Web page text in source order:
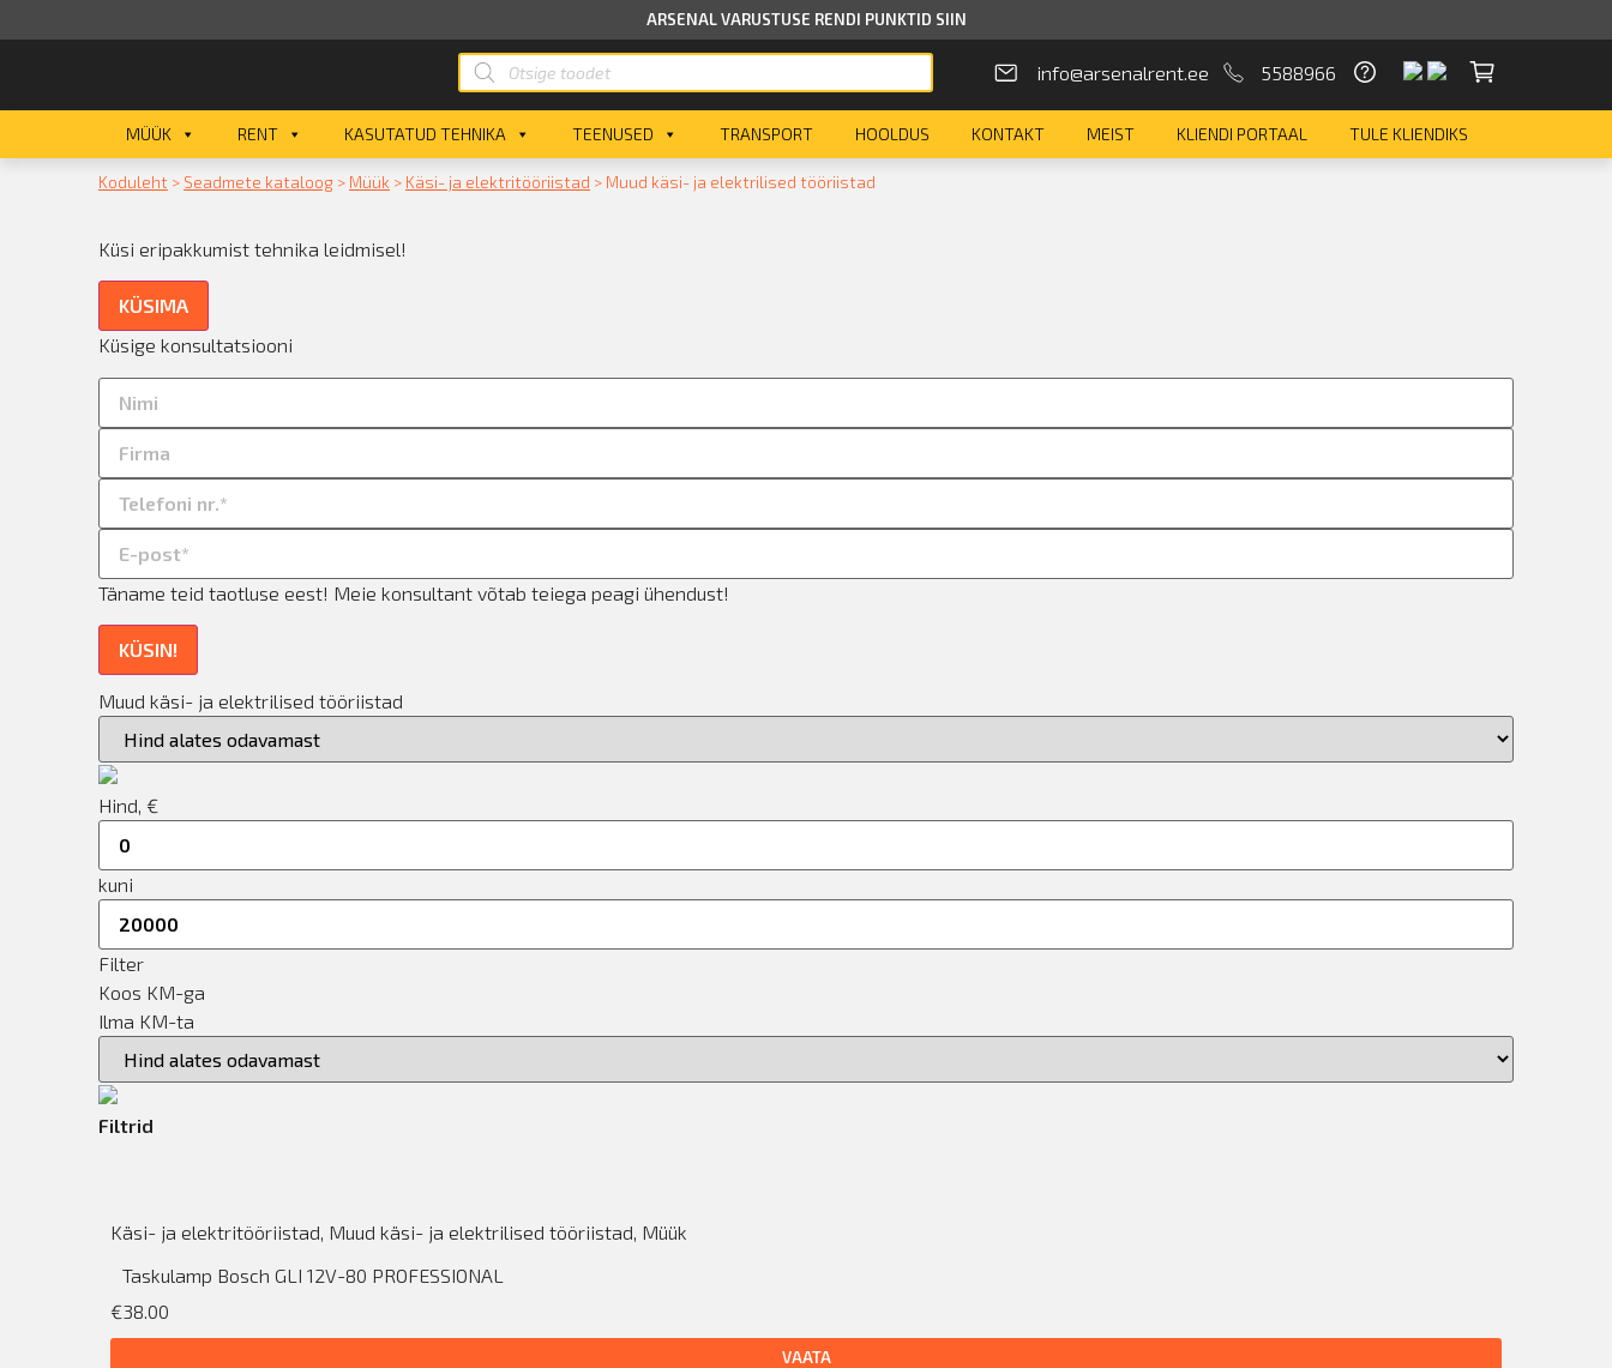
ARSENAL VARUSTUSE RENDI PUNKTID SIIN
info@arsenalrent.ee 5588966
MÜÜK RENT KASUTATUD TEHNIKA TEENUSED TRANSPORT HOOLDUS KONTAKT MEIST KLIENDI PORTAAL TULE KLIENDIKS
Koduleht > Seadmete kataloog > Müük > Käsi- ja elektritööriistad > Muud käsi- ja elektrilised tööriistad
Küsi eripakkumist tehnika leidmisel!
KÜSIMA
Küsige konsultatsiooni
Täname teid taotluse eest! Meie konsultant võtab teiega peagi ühendust!
KÜSIN!
Muud käsi- ja elektrilised tööriistad
Hind, €
kuni
Filter
Koos KM-ga
Ilma KM-ta
Filtrid
Käsi- ja elektritööriistad Muud käsi- ja elektrilised tööriistad Müük
Taskulamp Bosch GLI 12V-80 PROFESSIONAL
€38.00
VAATA